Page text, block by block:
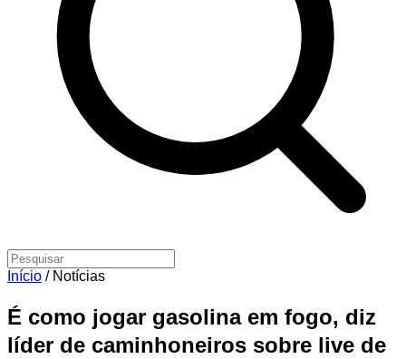
Início / Notícias
É como jogar gasolina em fogo, diz
líder de caminhoneiros sobre live de